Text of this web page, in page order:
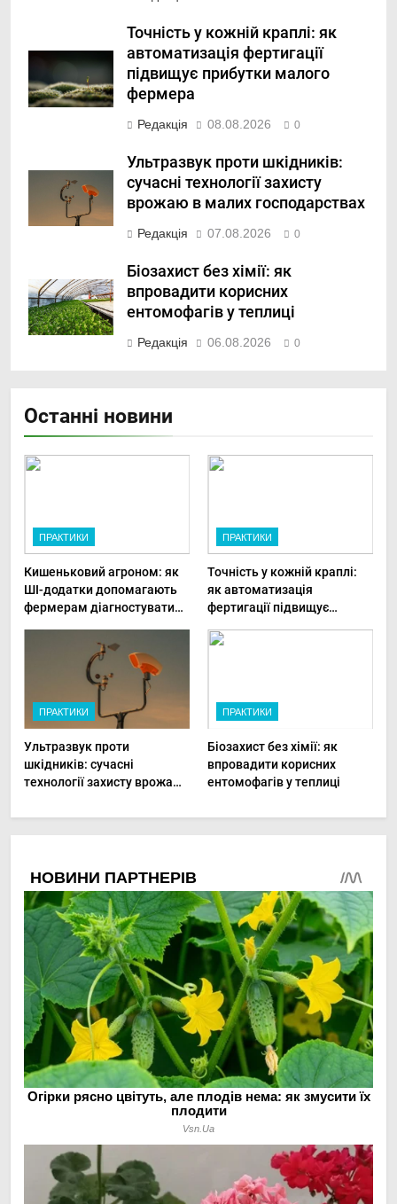
Точність у кожній краплі: як
автоматизація фертигації
підвищує прибутки малого
фермера
Редакція 08.08.2026 0
Ультразвук проти шкідників:
сучасні технології захисту
врожаю в малих господарствах
Редакція 07.08.2026 0
Біозахист без хімії: як
впровадити корисних
ентомофагів у теплиці
Редакція 06.08.2026 0
Останні новини
ПРАКТИКИ
Кишеньковий агроном: як
ШІ-додатки допомагають
фермерам діагностувати
ПРАКТИКИ
Точність у кожній краплі:
як автоматизація
фертигації підвищує
ПРАКТИКИ
Ультразвук проти
шкідників: сучасні
технології захисту врожаю
ПРАКТИКИ
Біозахист без хімії: як
впровадити корисних
ентомофагів у теплиці